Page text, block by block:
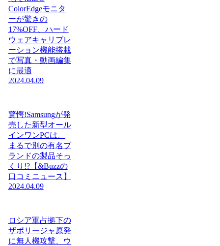
ColorEdgeモニタ
ーが驚きの
17%OFF、ハード
ウェアキャリブレ
ーション機能搭載
で写真・動画編集
に最適
2024.04.09
驚愕!Samsungが発
売した新型オール
インワンPCは、
まるで別の有名ブ
ランドの製品そっ
くり!?【&Buzzの
口コミニュース】
2024.04.09
ロシア軍占拠下の
ザポリージャ原発
に無人機攻撃、ウ